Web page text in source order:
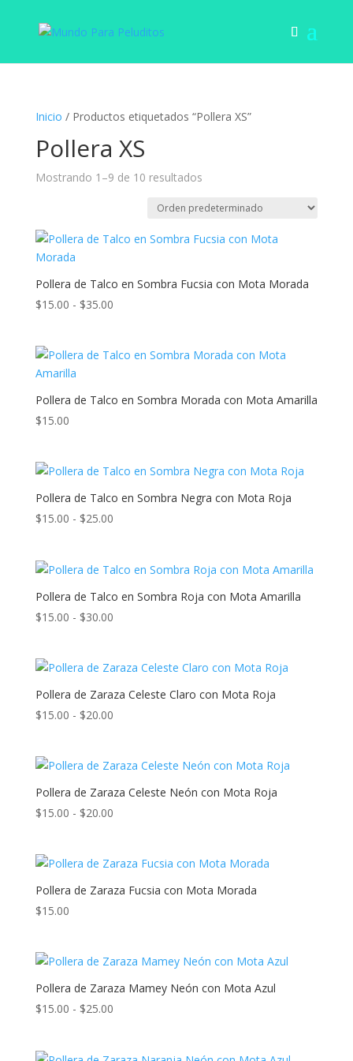
Inicio / Productos etiquetados “Pollera XS”
Pollera XS
Mostrando 1–9 de 10 resultados
Pollera de Talco en Sombra Fucsia con Mota Morada
$15.00 - $35.00Rango
desde
hasta
Pollera de Talco en Sombra Morada con Mota Amarilla
$15.00
Pollera de Talco en Sombra Negra con Mota Roja
$15.00 - $25.00Rango
desde
$15.00
Pollera de Talco en Sombra Roja con Mota Amarilla
$15.00 - $30.00Rango
desde
$15.00
Pollera de Zaraza Celeste Claro con Mota Roja
$15.00 - $20.00Rango
desde
$15.00
Pollera de Zaraza Celeste Neón con Mota Roja
$15.00 - $20.00Rango
desde
$15.00
Pollera de Zaraza Fucsia con Mota Morada
$15.00
Pollera de Zaraza Mamey Neón con Mota Azul
$15.00 - $25.00Rango